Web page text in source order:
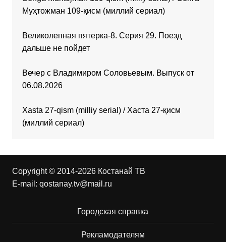
Муҳтожман 109-қисм (миллий сериал)
Великолепная пятерка-8. Серия 29. Поезд
дальше не пойдет
Вечер с Владимиром Соловьевым. Выпуск от
06.08.2026
Xasta 27-qism (milliy serial) / Хаста 27-қисм
(миллий сериал)
Copyright © 2014-2026 Костанай ТВ
E-mail: qostanay.tv@mail.ru
Городская справка
Рекламодателям